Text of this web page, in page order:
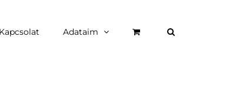
Kapcsolat Adataim